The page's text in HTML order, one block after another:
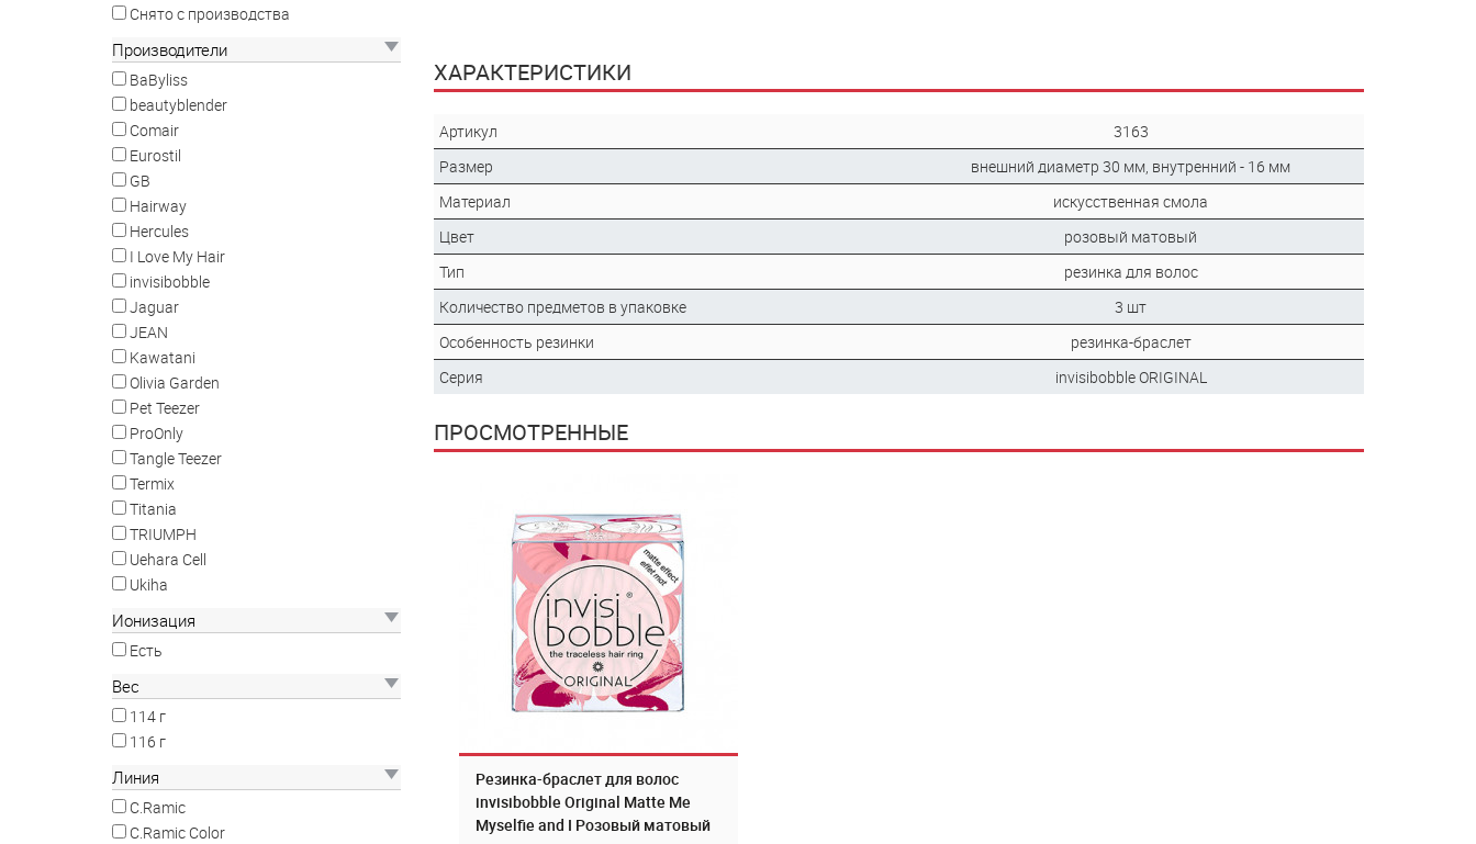
Снято с производства
Производители
BaByliss
beautyblender
Comair
Eurostil
GB
Hairway
Hercules
I Love My Hair
invisibobble
Jaguar
JEAN
Kawatani
Olivia Garden
Pet Teezer
ProOnly
Tangle Teezer
Termix
Titania
TRIUMPH
Uehara Cell
Ukiha
Ионизация
Есть
Вес
114 г
116 г
Линия
C.Ramic
C.Ramic Color
ХАРАКТЕРИСТИКИ
Артикул
3163
Размер
внешний диаметр 30 мм, внутренний - 16 мм
Материал
искусственная смола
Цвет
розовый матовый
Тип
резинка для волос
Количество предметов в упаковке
3 шт
Особенность резинки
резинка-браслет
Серия
invisibobble ORIGINAL
ПРОСМОТРЕННЫЕ
Резинка-браслет для волос
invisibobble Original Matte Me
Myselfie and I Розовый матовый